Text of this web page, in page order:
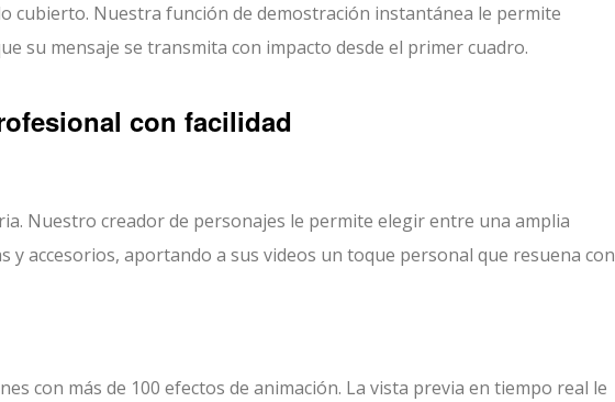
cubierto. Nuestra función de demostración instantánea le permite
su mensaje se transmita con impacto desde el primer cuadro.
con facilidad
Nuestro creador de personajes le permite elegir entre una amplia
y accesorios, aportando a sus videos un toque personal que resuena con
con más de 100 efectos de animación. La vista previa en tiempo real le